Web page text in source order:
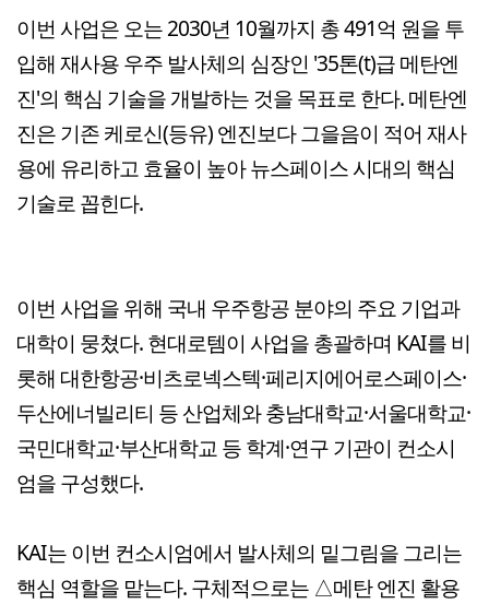
이번 사업은 오는 2030년 10월까지 총 491억 원을 투
입해 재사용 우주 발사체의 심장인 '35톤(t)급 메탄엔
진'의 핵심 기술을 개발하는 것을 목표로 한다. 메탄엔
진은 기존 케로신(등유) 엔진보다 그을음이 적어 재사
용에 유리하고 효율이 높아 뉴스페이스 시대의 핵심
기술로 꼽힌다.
이번 사업을 위해 국내 우주항공 분야의 주요 기업과
대학이 뭉쳤다. 현대로템이 사업을 총괄하며 KAI를 비
롯해 대한항공·비츠로넥스텍·페리지에어로스페이스·
두산에너빌리티 등 산업체와 충남대학교·서울대학교·
국민대학교·부산대학교 등 학계·연구 기관이 컨소시
엄을 구성했다.
KAI는 이번 컨소시엄에서 발사체의 밑그림을 그리는
핵심 역할을 맡는다. 구체적으로는 △메탄 엔진 활용